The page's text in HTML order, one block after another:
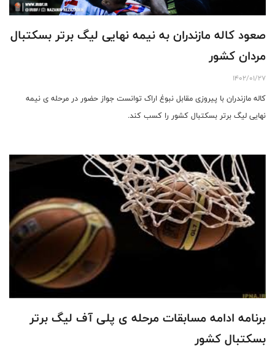
صعود کاله مازندران به نیمه نهایی لیگ برتر بسکتبال
مردان کشور
1402/01/27
کاله مازندران با پیروزی مقابل نبوغ اراک توانست جواز حضور در مرحله ی نیمه
نهایی لیگ برتر بسکتبال کشور را کسب کند.
برنامه ادامه مسابقات مرحله ی پلی آف لیگ برتر
بسکتبال کشور